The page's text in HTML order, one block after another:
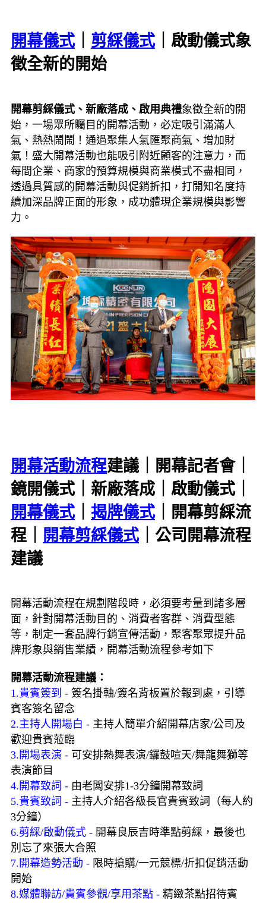
開幕儀式｜ 剪綵儀式｜啟動儀式象
徵全新的開始
開幕剪綵儀式、新廠落成、啟用典禮象徵全新的開
始，一場眾所矚目的開幕活動，必定吸引滿滿人
氣、熱熱鬧鬧！通過聚集人氣匯聚商氣、增加財
氣！盛大開幕活動也能吸引附近顧客的注意力，而
每間企業、商家的預算規模與商業模式不盡相同，
透過具質感的開幕活動與促銷折扣，打開知名度持
續加深品牌正面的形象，成功體現企業規模與影響
力。
開幕活動流程建議｜開幕記者會｜
鏡開儀式｜新廠落成｜啟動儀式｜
開幕儀式｜ 揭牌儀式｜開幕剪綵流
程｜
開幕剪綵儀式｜公司開幕流程
建議
開幕活動流程在規劃階段時，必須要考量到諸多層
面，針對開幕活動目的、消費者客群、消費型態
等，制定一套品牌行銷宣傳活動，聚客聚眾提升品
牌形象與銷售業績，開幕活動流程參考如下
開幕活動流程建議：
1.貴賓簽到 - 簽名掛軸/簽名背板置於報到處，引導
賓客簽名留念
2.主持人開場白 - 主持人簡單介紹開幕店家/公司及
歡迎貴賓蒞臨
3.開場表演 - 可安排熱舞表演/鑼鼓喧天/舞龍舞獅等
表演節目
4.開幕致詞 - 由老闆安排1-3分鐘開幕致詞
5.貴賓致詞 - 主持人介紹各級長官貴賓致詞（每人約
3分鐘）
6.剪綵/啟動儀式 - 開幕良辰吉時準點剪綵，最後也
別忘了來張大合照
7.開幕造勢活動 - 限時搶購/一元競標/折扣促銷活動
開始
8.媒體聯訪/貴賓參觀/享用茶點 - 精緻茶點招待賓